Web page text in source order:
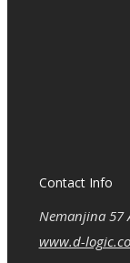
Contact Info
Nemanjina 57
www.d-